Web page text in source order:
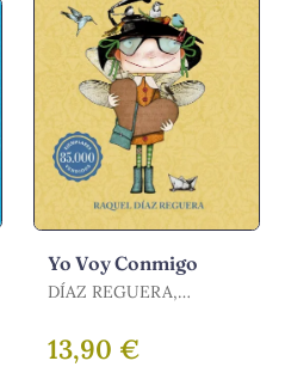
Yo Voy Conmigo
DÍAZ REGUERA,
13,90 €